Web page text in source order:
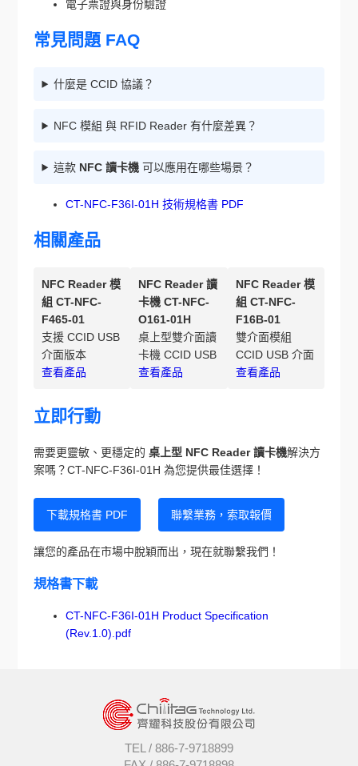
電子票證與身份驗證
常見問題 FAQ
什麼是 CCID 協議？
NFC 模組 與 RFID Reader 有什麼差異？
這款 NFC 讀卡機 可以應用在哪些場景？
CT-NFC-F36I-01H 技術規格書 PDF
相關產品
NFC Reader 模
組 CT-NFC-
F465-01
支援 CCID USB
介面版本
查看產品
NFC Reader 讀
卡機 CT-NFC-
O161-01H
桌上型雙介面讀
卡機 CCID USB
查看產品
NFC Reader 模
組 CT-NFC-
F16B-01
雙介面模組
CCID USB 介面
查看產品
立即行動
需要更靈敏、更穩定的桌上型 NFC Reader 讀卡機解決方
案嗎？CT-NFC-F36I-01H 為您提供最佳選擇！
下載規格書 PDF 聯繫業務，索取報價
讓您的產品在市場中脫穎而出，現在就聯繫我們！
規格書下載
CT-NFC-F36I-01H Product Specification
(Rev.1.0).pdf
TEL / 886-7-9718899